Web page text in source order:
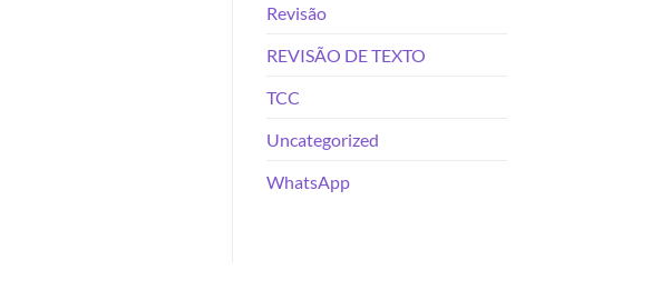
Revisão
REVISÃO DE TEXTO
TCC
Uncategorized
WhatsApp